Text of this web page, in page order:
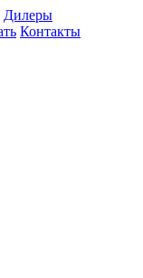
Дилеры
Контакты